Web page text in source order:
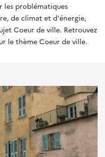
les problématiques
de climat et d'énergie,
Coeur de ville. Retrouvez
le thème Coeur de ville.